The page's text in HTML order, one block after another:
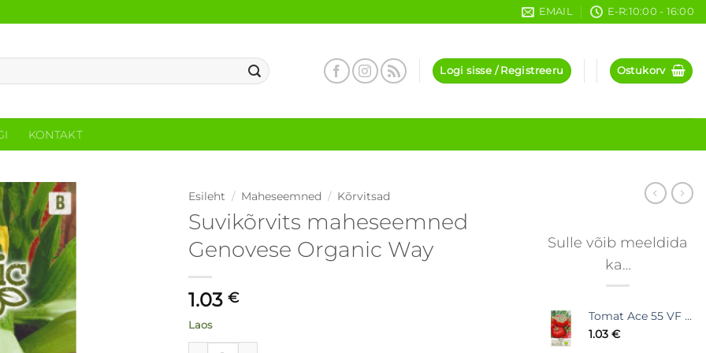
EMAIL E-R:10:00 - 16:00
Logi sisse / Registreeru Ostukorv
KONTAKT
Esileht / Maheseemned / Kõrvitsad
Suvikõrvits maheseemned
Genovese Organic Way
1.03 €
Laos
Suvikõrvits maheseemned Genovese Organic Way kogus
Sulle võib meeldida
ka…
Tomat Ace 55 VF maheseemned Organic Way
1.03 €